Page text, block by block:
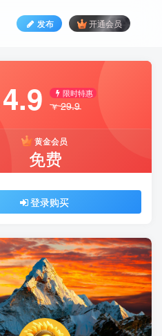
发布 开通会员
4.9 限时特惠
￥29.9
黄金会员
免费
登录购买